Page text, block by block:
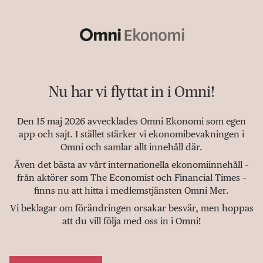
Nu har vi flyttat in i Omni!
Den 15 maj 2026 avvecklades Omni Ekonomi som egen
app och sajt. I stället stärker vi ekonomibevakningen i
Omni och samlar allt innehåll där.
Även det bästa av vårt internationella ekonomiinnehåll –
från aktörer som The Economist och Financial Times –
finns nu att hitta i medlemstjänsten Omni Mer.
Vi beklagar om förändringen orsakar besvär, men hoppas
att du vill följa med oss in i Omni!